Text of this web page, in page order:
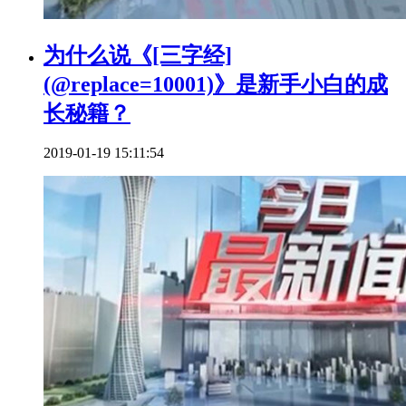
为什么说《[三字经]
(@replace=10001)》是新手小白的成
长秘籍？
2019-01-19 15:11:54